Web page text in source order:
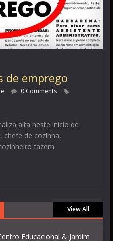
de emprego
0 Comments
alta neste início de
chefe de cozinha,
fazem
View All
Educacional & Jardim